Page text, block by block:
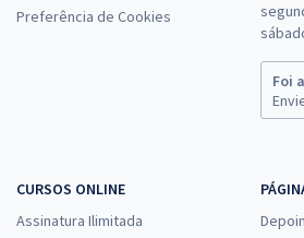
Preferência de Cookies
Foi
CURSOS ONLINE
Assinatura Ilimitada